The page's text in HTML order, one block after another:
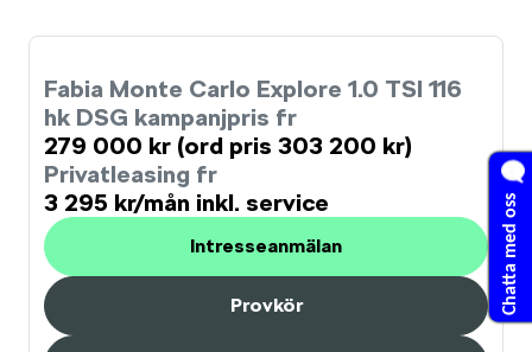
Fabia Monte Carlo Explore 1.0 TSI 116
hk DSG kampanjpris fr
279 000 kr (ord pris 303 200 kr)
Privatleasing fr
3 295 kr/mån inkl. service
Intresseanmälan
Provkör Chatta med oss